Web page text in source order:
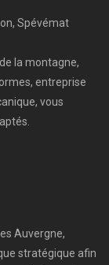
Spévémat
la montagne,
entreprise
vous
Auvergne,
stratégique afin